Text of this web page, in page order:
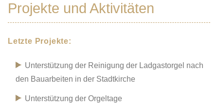
Projekte und Aktivitäten
Letzte Projekte:
Unterstützung der Reinigung der Ladgastorgel nach
den Bauarbeiten in der Stadtkirche
Unterstützung der Orgeltage